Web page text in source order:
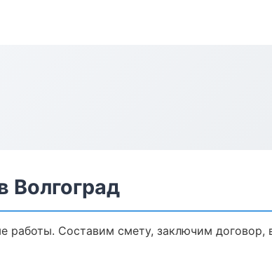
Волгоград
работы. Составим смету, заключим договор,